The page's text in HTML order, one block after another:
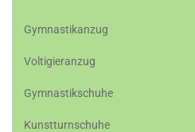
Gymnastikanzug
Voltigieranzug
Gymnastikschuhe
Kunstturnschuhe